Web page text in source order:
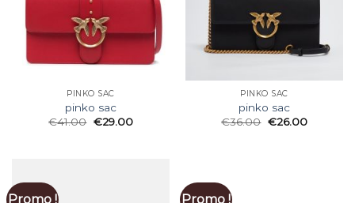
PINKO SAC
pinko sac
€41.00 €29.00
PINKO SAC
pinko sac
€36.00 €26.00
Promo ! Promo !